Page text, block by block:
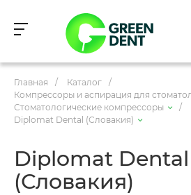
Главная / Каталог
/
Компрессоры и аспирация для
Стоматологические компрессоры
/
Diplomat Dental (Словакия)
Diplomat Dental
(Словакия)